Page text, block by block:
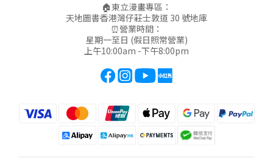
🏠東立漫畫專區：
天地圖書香港灣仔莊士敦道 30 號地庫
⏰營業時間：
星期一至日 (假日照常營業)
上午10:00am -下午8:00pm